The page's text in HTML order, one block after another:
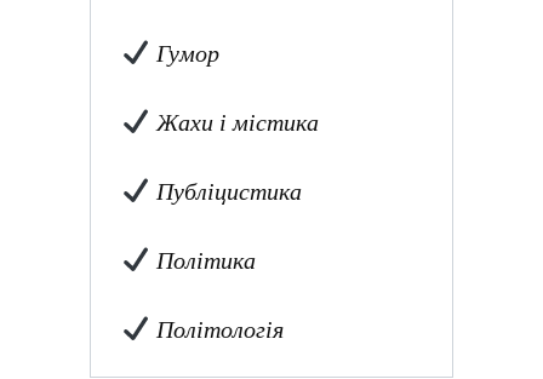
Гумор
Жахи і містика
Публіцистика
Політика
Політологія